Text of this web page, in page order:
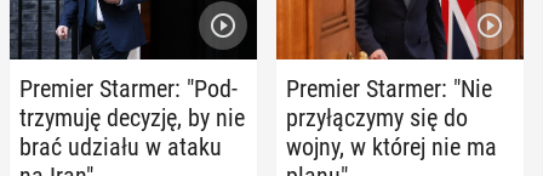
Premier Starmer: "Pod­
trzy­mu­ję decyzję, by nie
brać udziału w ataku
Premier Starmer: "Nie
przy­łą­czy­my się do
wojny, w której nie ma